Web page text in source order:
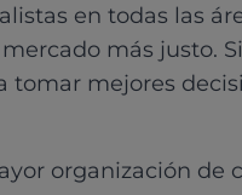
en todas las
más justo.
tomar mejores
organización de